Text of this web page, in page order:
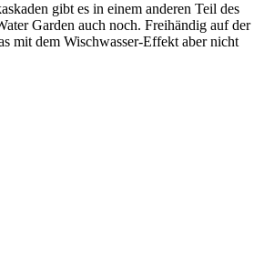
gibt es in einem anderen Teil des
Garden auch noch. Freihändig auf der
mit dem Wischwasser-Effekt aber nicht